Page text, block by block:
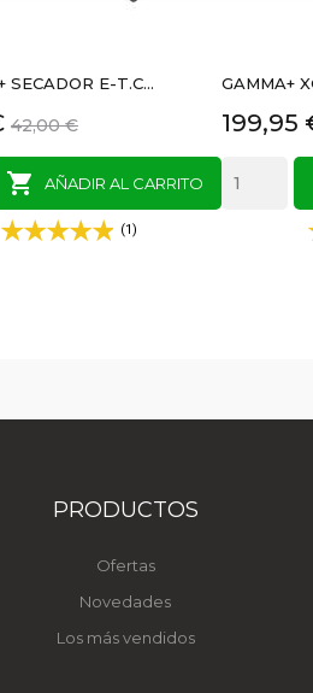
SECADOR E-T.C...
Precio
base
42,00 €
 AÑADIR AL CARRITO
(1)
GAMMA+
Precio
199,95
PRODUCTOS
Ofertas
Novedades
Los más vendidos